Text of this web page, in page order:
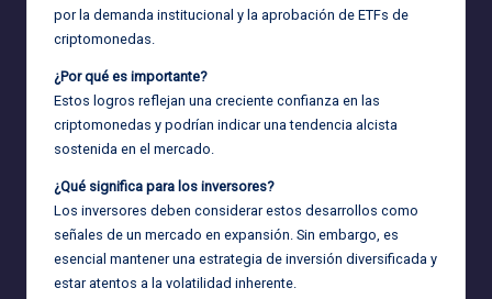
por la demanda institucional y la aprobación de ETFs de
criptomonedas.
¿Por qué es importante?
Estos logros reflejan una creciente confianza en las
criptomonedas y podrían indicar una tendencia alcista
sostenida en el mercado.
¿Qué significa para los inversores?
Los inversores deben considerar estos desarrollos como
señales de un mercado en expansión. Sin embargo, es
esencial mantener una estrategia de inversión diversificada y
estar atentos a la volatilidad inherente.